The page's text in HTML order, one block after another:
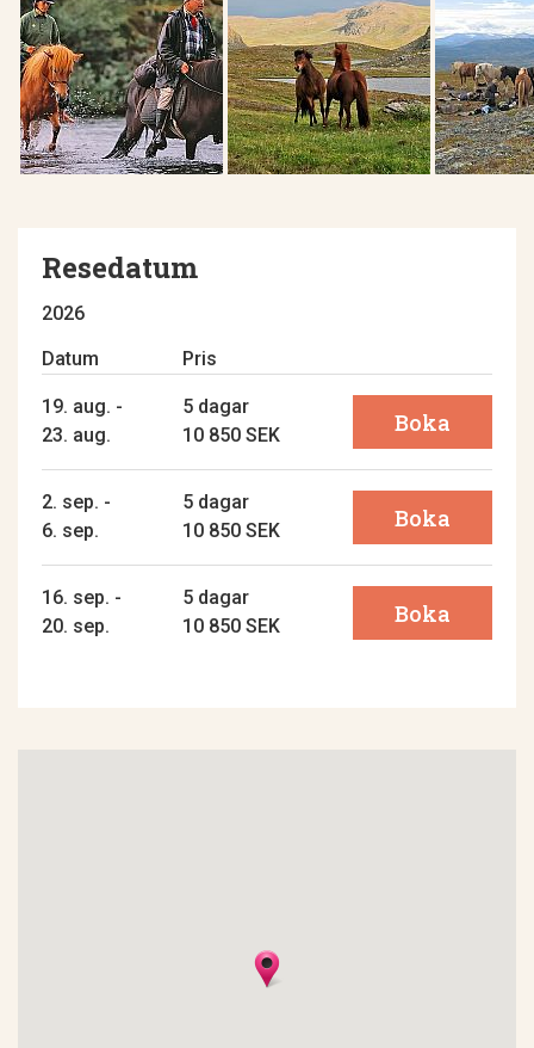
Resedatum
2026
Datum
Pris
19. aug. -
23. aug.
5 dagar
10 850 SEK
Boka
2. sep. -
6. sep.
5 dagar
10 850 SEK
Boka
16. sep. -
20. sep.
5 dagar
10 850 SEK
Boka